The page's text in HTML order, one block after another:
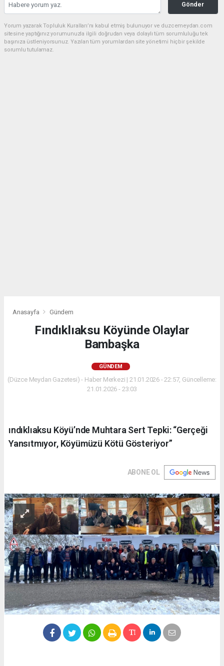
Gönder
Yorum yazarak Topluluk Kuralları’nı kabul etmiş bulunuyor ve duzcemeydan.com
sitesine yaptığınız yorumunuzla ilgili doğrudan veya dolaylı tüm sorumluluğu tek
başınıza üstleniyorsunuz. Yazılan tüm yorumlardan site yönetimi hiçbir şekilde
sorumlu tutulamaz.
Anasayfa Gündem
Fındıklıaksu Köyünde Olaylar
Bambaşka
GÜNDEM
(Düzce Meydan Gazetesi) - Haber Merkezi | 21.01.2026 - 22:57, Güncelleme:
21.01.2026 - 23:03
ındıklıaksu Köyü’nde Muhtara Sert Tepki: “Gerçeği
Yansıtmıyor, Köyümüzü Kötü Gösteriyor”
ABONE OL